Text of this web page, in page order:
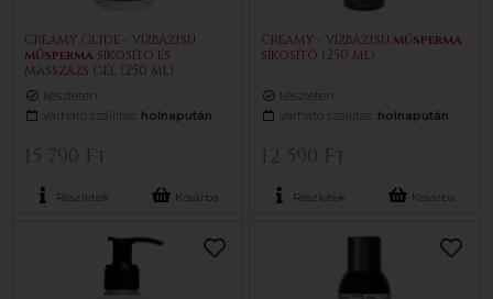
Creamy Glide - vízbázisú
műsperma síkosító és
masszázs gél (250 ml)
készleten
várható szállítás: holnapután
15 790 Ft
Részletek Kosárba
Creamy - vízbázisú műsperma
síkosító (250 ml)
készleten
várható szállítás: holnapután
12 590 Ft
Részletek Kosárba